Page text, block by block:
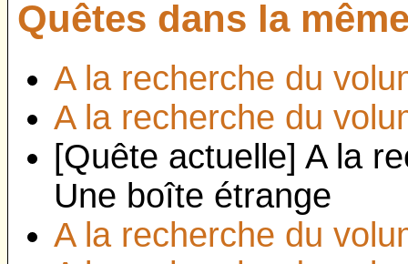
Quêtes dans la
A la recherche du
A la recherche du
[Quête actuelle] A la
Une boîte étrange
A la recherche du